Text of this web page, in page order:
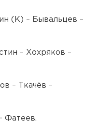
(К) – Бывальцев –
– Хохряков –
– Ткачёв –
Фатеев.